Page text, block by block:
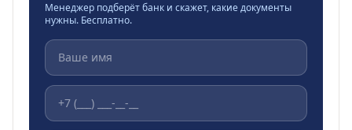
Менеджер подберёт банк и скажет, какие документы
нужны. Бесплатно.